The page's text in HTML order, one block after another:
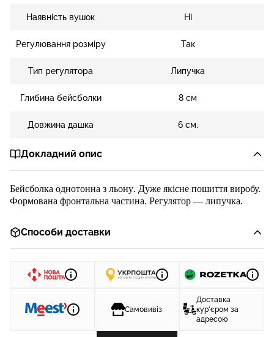
Наявність вушок Ні
Регулювання розміру Так
Тип регулятора Липучка
Глибина бейсболки 8 см
Довжина дашка 6 см.
Докладний опис
Бейсболка однотонна з льону. Дуже якісне пошиття виробу.
Формована фронтальна частина. Регулятор — липучка.
Способи доставки
Самовивіз
Доставка
кур'єром за
адресою